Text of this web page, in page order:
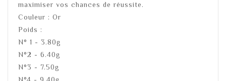
maximiser vos chances de réussite.
Couleur : Or
Poids :
N° 1 - 3.80g
N°2 - 6.40g
N°3 - 7.50g